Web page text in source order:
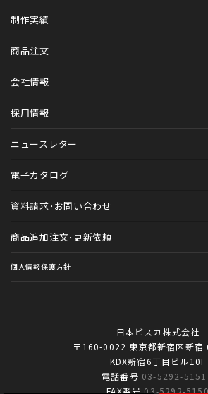
制作実績
商品注文
会社情報
採用情報
ニュースレター
電子カタログ
資料請求・お問い合わせ
商品追加注文・更新依頼
個人情報保護方針
日本ビスカ株式会社
〒160-0022 東京都新宿区新宿
KDX新宿6丁目ビル10F
電話番号 03-5292-5151
FAX番号03-5292-